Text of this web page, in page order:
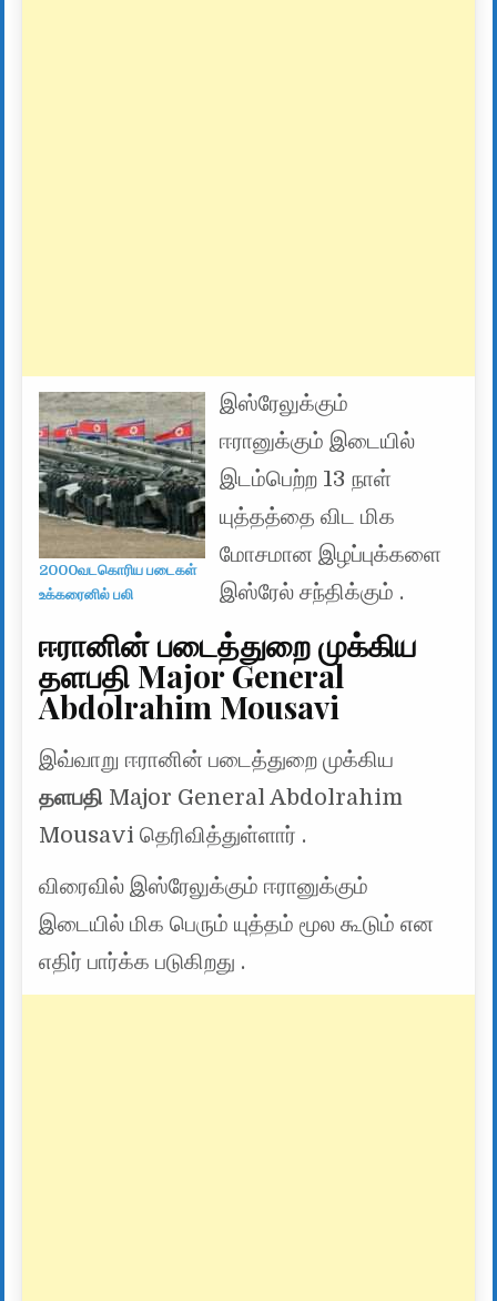
2000வடகொரிய படைகள்
உக்கரைனில் பலி
இஸ்ரேலுக்கும்
ஈரானுக்கும் இடையில்
இடம்பெற்ற 13 நாள்
யுத்தத்தை விட மிக
மோசமான இழப்புக்களை
இஸ்ரேல் சந்திக்கும் .
ஈரானின் படைத்துறை முக்கிய
தளபதி Major General
Abdolrahim Mousavi
இவ்வாறு ஈரானின் படைத்துறை முக்கிய
தளபதி Major General Abdolrahim
Mousavi தெரிவித்துள்ளார் .
விரைவில் இஸ்ரேலுக்கும் ஈரானுக்கும்
இடையில் மிக பெரும் யுத்தம் மூல கூடும் என
எதிர் பார்க்க படுகிறது .